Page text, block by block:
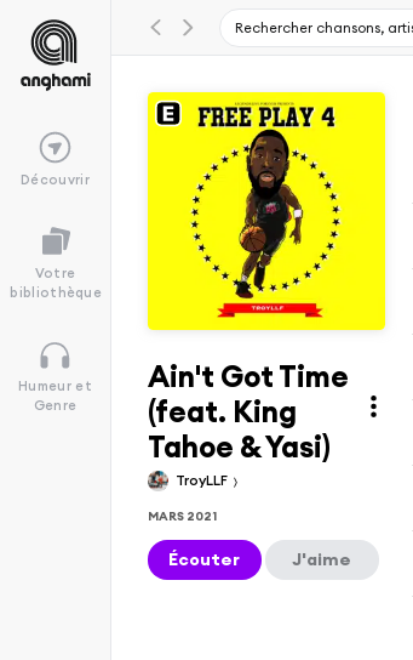
Découvrir
Votre
bibliothèque
Humeur et
Genre
Ain't Got Time
(feat. King
Tahoe & Yasi)
TroyLLF
MARS 2021
Écouter J'aime